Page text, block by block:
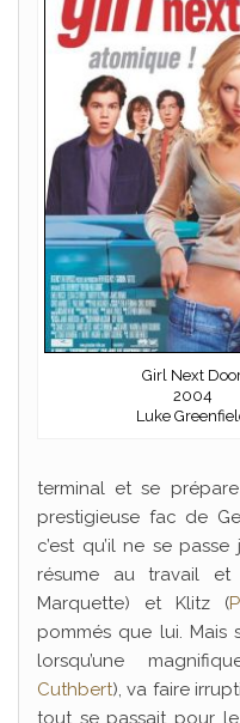
Girl Next
2004
Luke
terminal et se
prestigieuse fac de
c’est qu’il ne se
résume au travail
Marquette) et Klitz (
pommés que lui.
lorsqu’une
Cuthbert), va faire
tout se passait pour